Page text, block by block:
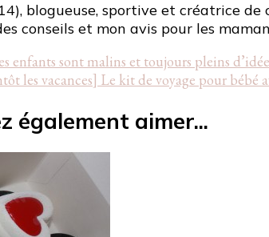
blogueuse, sportive et créatrice
conseils et mon avis pour les
enfants sont malins et toujours pleins
les vacances] Le kit de voyage pour
également aimer...